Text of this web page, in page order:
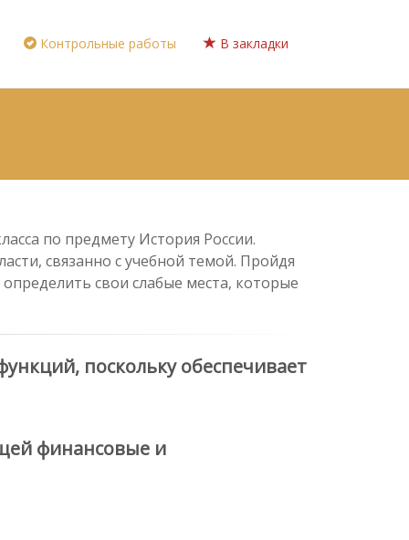
Контрольные работы В закладки
по предмету История России.
связанно с учебной темой. Пройдя
свои слабые места, которые
поскольку обеспечивает
финансовые и